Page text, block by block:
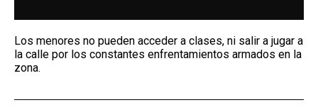
Los menores no pueden acceder a clases, ni salir a jugar a
la calle por los constantes enfrentamientos armados en la
zona.